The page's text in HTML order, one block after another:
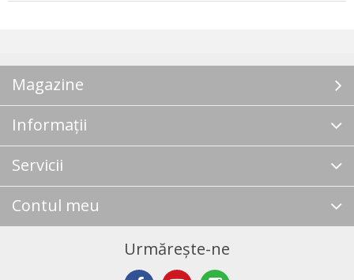
Magazine
Informații
Servicii
Contul meu
Urmărește-ne